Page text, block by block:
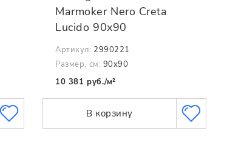
Marmoker Nero Creta
Lucido 90x90
Артикул: 2990221
Размер, см: 90x90
10 381 руб./м²
В корзину